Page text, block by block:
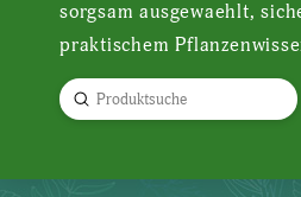
sorgsam ausgewaehlt,
praktischem
Search
Submit